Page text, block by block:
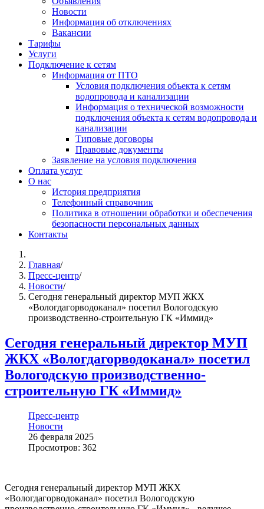
Новости
Информация об отключениях
Вакансии
Тарифы
Услуги
Подключение к сетям
Информация от ПТО
Условия подключения объекта к сетям
водопровода и канализации
Информация о технической возможности
подключения объекта к сетям водопровода и
канализации
Типовые договоры
Правовые документы
Заявление на условия подключения
Оплата услуг
О нас
История предприятия
Телефонный справочник
Политика в отношении обработки и обеспечения
безопасности персональных данных
Контакты
Главная/
Пресс-центр/
Новости/
Сегодня генеральный директор МУП ЖКХ
«Вологдагорводоканал» посетил Вологодскую
производственно-строительную ГК «Иммид»
Сегодня генеральный директор МУП
ЖКХ «Вологдагорводоканал» посетил
Вологодскую производственно-
строительную ГК «Иммид»
Пресс-центр
Новости
26 февраля 2025
Просмотров: 362
Сегодня генеральный директор МУП ЖКХ
«Вологдагорводоканал» посетил Вологодскую